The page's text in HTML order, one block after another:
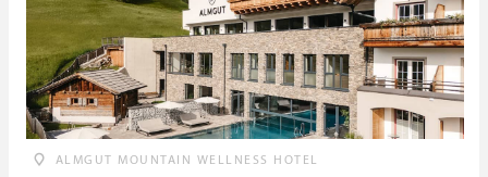
ALMGUT MOUNTAIN WELLNESS HOTEL